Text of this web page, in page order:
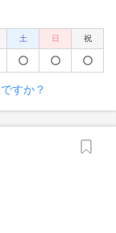
土 日 祝
すか？